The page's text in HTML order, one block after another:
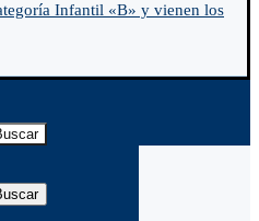
Infantil «B» y vienen los